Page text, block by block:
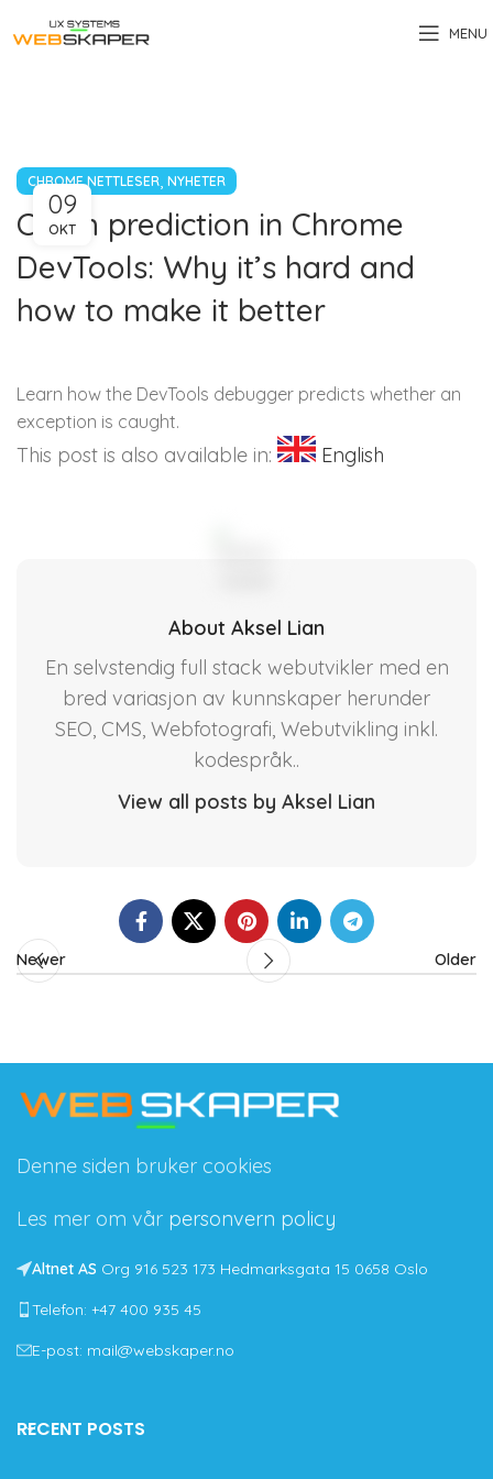
MENU
CHROME NETTLESER, NYHETER
Catch prediction in Chrome
DevTools: Why it’s hard and
how to make it better
09
OKT
Learn how the DevTools debugger predicts whether an
exception is caught.
This post is also available in: English
About Aksel Lian
En selvstendig full stack webutvikler med en
bred variasjon av kunnskaper herunder
SEO, CMS, Webfotografi, Webutvikling inkl.
kodespråk..
View all posts by Aksel Lian
Newer Older
Denne siden bruker cookies
Les mer om vår personvern policy
Altnet AS Org 916 523 173 Hedmarksgata 15 0658 Oslo
Telefon: +47 400 935 45
E-post: mail@webskaper.no
RECENT POSTS